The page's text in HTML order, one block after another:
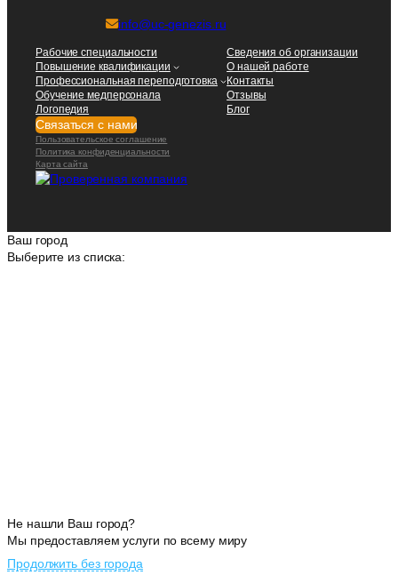
info@uc-genezis.ru
Рабочие специальности
Повышение квалификации
Профессиональная переподготовка
Обучение медперсонала
Логопедия
Сведения об организации
О нашей работе
Контакты
Отзывы
Блог
Связаться с нами
Пользовательское соглашение
Политика конфиденциальности
Карта сайта
Ваш город
Выберите из списка:
Не нашли Ваш город?
Мы предоставляем услуги по всему миру
Продолжить без города